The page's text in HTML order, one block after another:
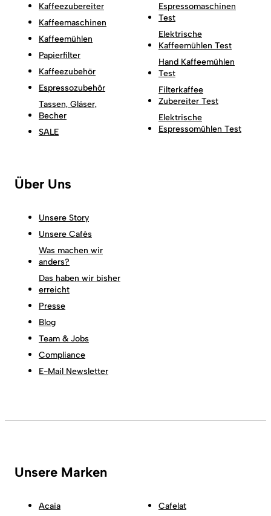
Kaffeezubereiter
Kaffeemaschinen
Kaffeemühlen
Papierfilter
Kaffeezubehör
Espressozubehör
Tassen, Gläser,
Becher
SALE
Espressomaschinen
Test
Elektrische
Kaffeemühlen Test
Hand Kaffeemühlen
Test
Filterkaffee
Zubereiter Test
Elektrische
Espressomühlen Test
Über Uns
Unsere Story
Unsere Cafés
Was machen wir
anders?
Das haben wir bisher
erreicht
Presse
Blog
Team & Jobs
Compliance
E-Mail Newsletter
Unsere Marken
Acaia
Cafelat